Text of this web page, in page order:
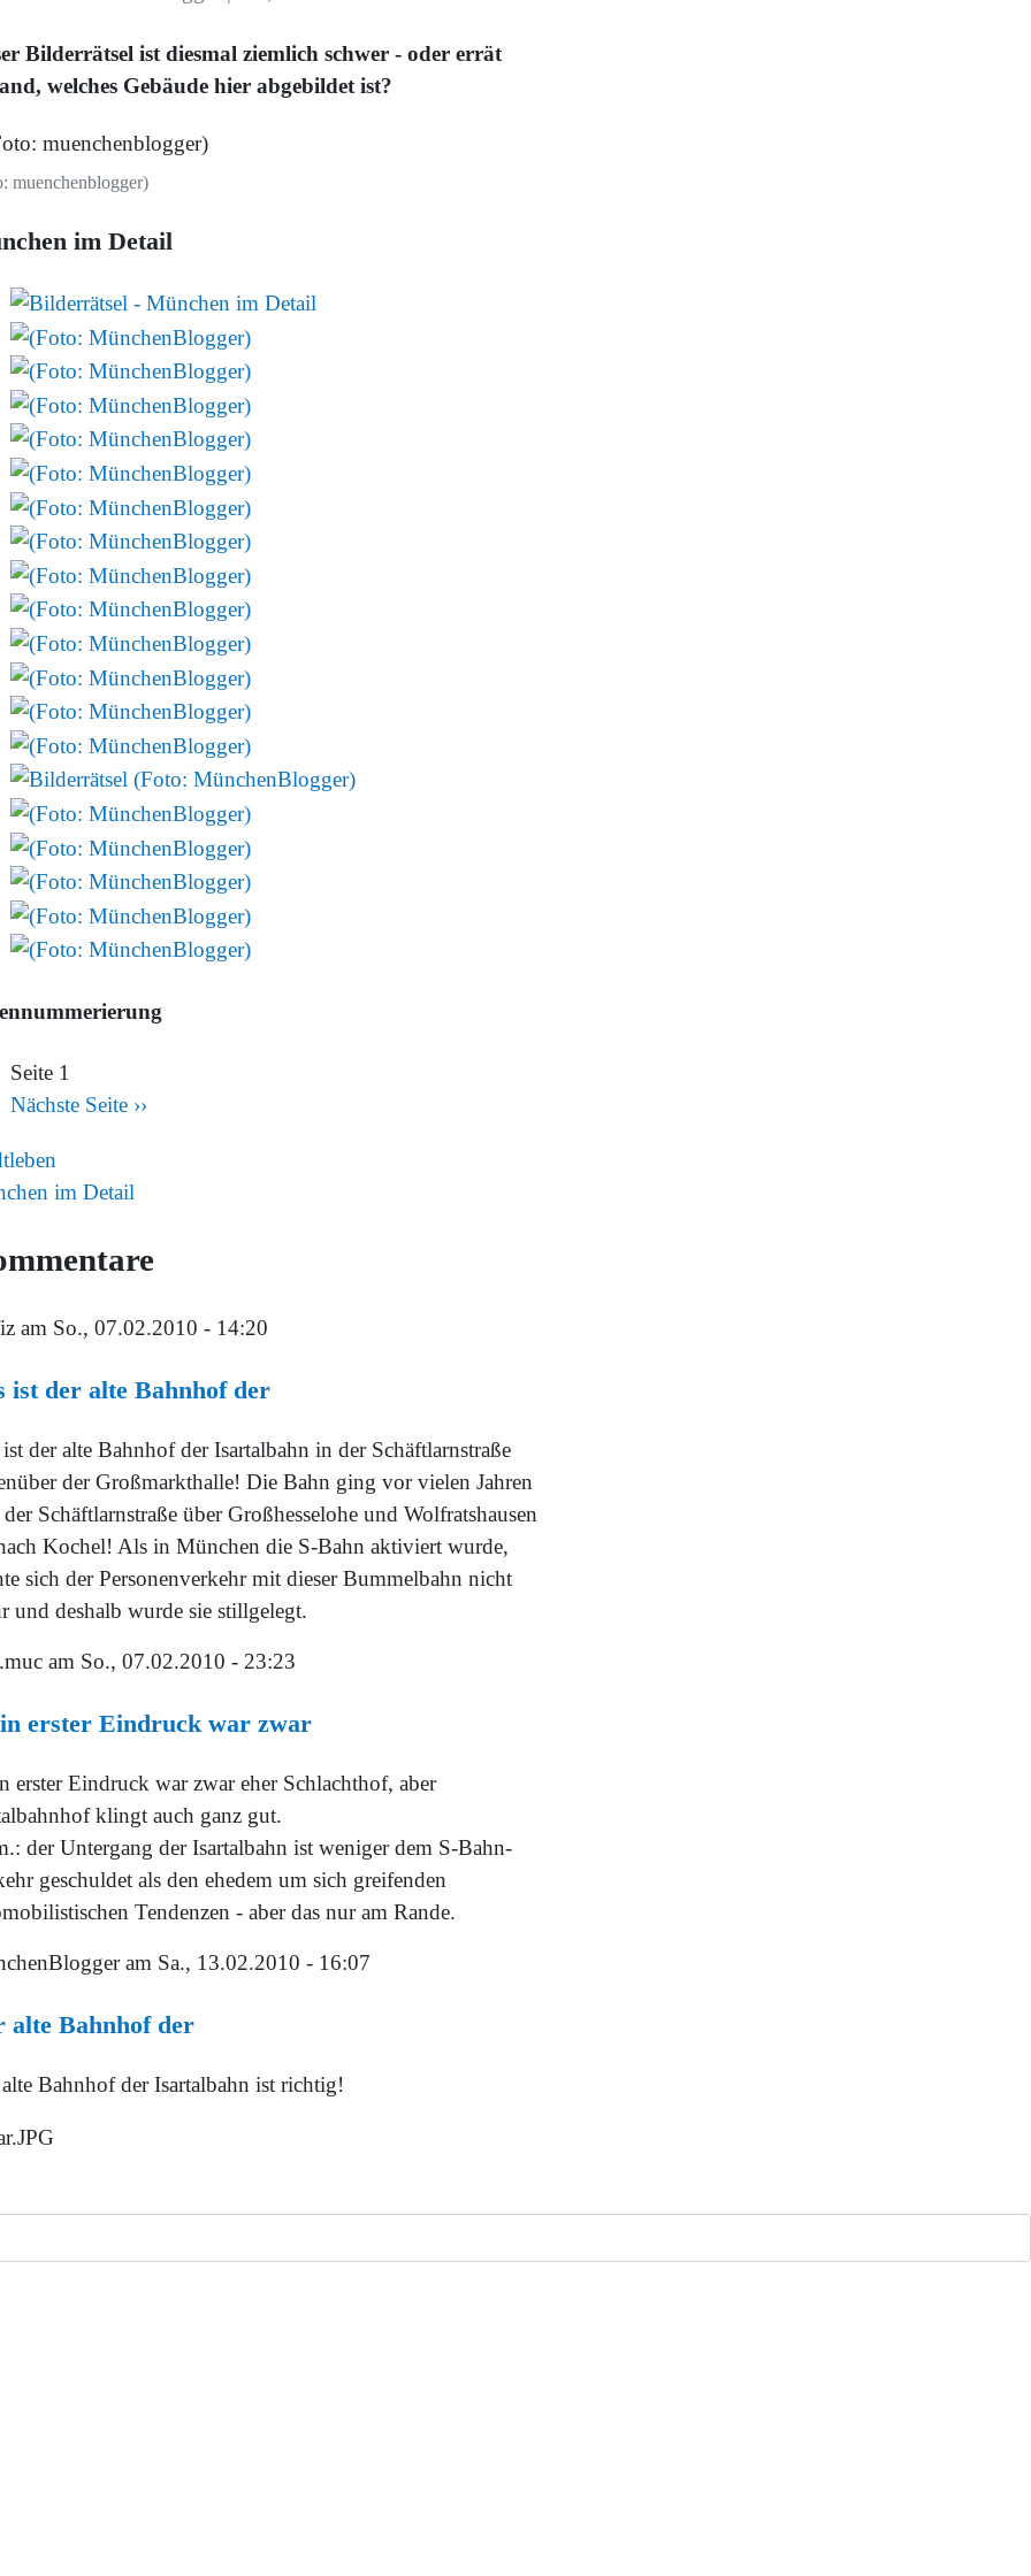
Bilderrätsel ist diesmal ziemlich schwer - oder errät
welches Gebäude hier abgebildet ist?
muenchenblogger)
im Detail
Seite 1
Nächste Seite ››
im Detail
am So., 07.02.2010 - 14:20
ist der alte Bahnhof der
der alte Bahnhof der Isartalbahn in der Schäftlarnstraße
der Großmarkthalle! Die Bahn ging vor vielen Jahren
Schäftlarnstraße über Großhesselohe und Wolfratshausen
Kochel! Als in München die S-Bahn aktiviert wurde,
sich der Personenverkehr mit dieser Bummelbahn nicht
und deshalb wurde sie stillgelegt.
am So., 07.02.2010 - 23:23
erster Eindruck war zwar
erster Eindruck war zwar eher Schlachthof, aber
klingt auch ganz gut.
der Untergang der Isartalbahn ist weniger dem S-Bahn-
geschuldet als den ehedem um sich greifenden
Tendenzen - aber das nur am Rande.
am Sa., 13.02.2010 - 16:07
alte Bahnhof der
Bahnhof der Isartalbahn ist richtig!